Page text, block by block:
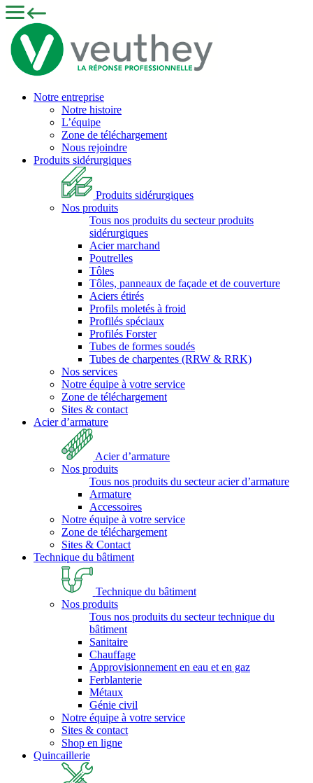
Notre entreprise
Notre histoire
L’équipe
Zone de téléchargement
Nous rejoindre
Produits sidérurgiques
Produits sidérurgiques
Nos produits
Tous nos produits du secteur produits
sidérurgiques
Acier marchand
Poutrelles
Tôles
Tôles, panneaux de façade et de couverture
Aciers étirés
Profils moletés à froid
Profilés spéciaux
Profilés Forster
Tubes de formes soudés
Tubes de charpentes (RRW & RRK)
Nos services
Notre équipe à votre service
Zone de téléchargement
Sites & contact
Acier d’armature
Acier d’armature
Nos produits
Tous nos produits du secteur acier d’armature
Armature
Accessoires
Notre équipe à votre service
Zone de téléchargement
Sites & Contact
Technique du bâtiment
Technique du bâtiment
Nos produits
Tous nos produits du secteur technique du
bâtiment
Sanitaire
Chauffage
Approvisionnement en eau et en gaz
Ferblanterie
Métaux
Génie civil
Notre équipe à votre service
Sites & contact
Shop en ligne
Quincaillerie